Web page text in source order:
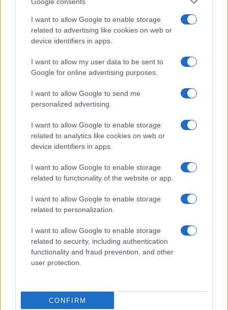
I want to allow Google to enable storage
related to advertising like cookies on web or
device identifiers in apps.
I want to allow my user data to be sent to
Google for online advertising purposes.
I want to allow Google to send me
personalized advertising.
I want to allow Google to enable storage
related to analytics like cookies on web or
device identifiers in apps.
I want to allow Google to enable storage
related to functionality of the website or app.
I want to allow Google to enable storage
related to personalization.
I want to allow Google to enable storage
related to security, including authentication
functionality and fraud prevention, and other
user protection.
CONFIRM
ermetico per 1-2 giorni.
È adatta a chi segue una dieta a basso
contenuto di carboidrati?Assolutamente, è
una scelta leggera e nutriente senza carboidrati
complessi.
rappresentano solo un piatto delizioso, ma anche
una scelta sana e rapida, perfetta per le calde
giornate estive. La semplicità della preparazione e
la freschezza degli ingredienti rendono questa